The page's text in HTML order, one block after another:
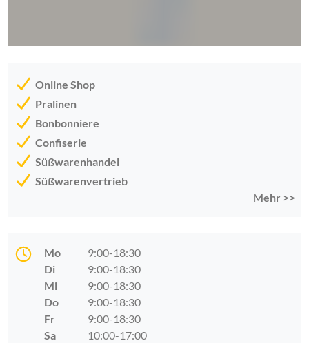
Online Shop
Pralinen
Bonbonniere
Confiserie
Süßwarenhandel
Süßwarenvertrieb
Mehr >>
Mo
9:00-18:30
Di
9:00-18:30
Mi
9:00-18:30
Do
9:00-18:30
Fr
9:00-18:30
Sa
10:00-17:00